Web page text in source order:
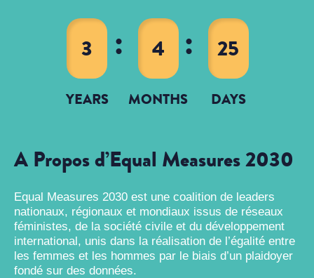
3
YEARS
4
MONTHS
25
DAYS
A Propos d’Equal Measures 2030
Equal Measures 2030 est une coalition de leaders
nationaux, régionaux et mondiaux issus de réseaux
féministes, de la société civile et du développement
international, unis dans la réalisation de l’égalité entre
les femmes et les hommes par le biais d’un plaidoyer
fondé sur des données.